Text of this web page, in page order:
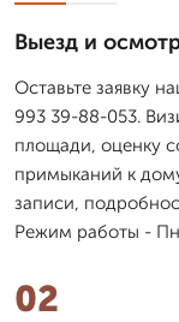
Выезд и
Оставьте заявку
993 39-88-053.
площади, оценку
примыканий к
записи,
Режим работы -
02